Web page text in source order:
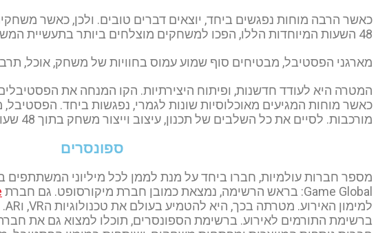
כאשר הרבה מוחות נפגשים ביחד, יוצאים דברים טובים. ולכן, כאשר
48 השעות המיוחדות הללו, הפכו למשחקים מוצלחים ביותר בתעשיית המשחקים.
מארגני הפסטיבל, מבטיחים סוף שמוע עמוס בחוויות של משחק, אוכל,
המטרה היא לעודד חדשנות, ופיתוח היצירתיות. הקו המנחה את
כאשר מוחות המגיעים מאוכלוסיות שונות לגמרי, נפגשות ביחד.
מורכבות. לסיים את כל השלבים של תכנון, עיצוב וייצור משחק בתוך 48 שעות.
ספונסרים
Game Global: בראש הרשימה, נמצאת כמובן חברת מיקורסופט. גם חברת
ברשימת התורמים לאירוע. ברשימת הספונסרים, תוכלו למצוא גם את